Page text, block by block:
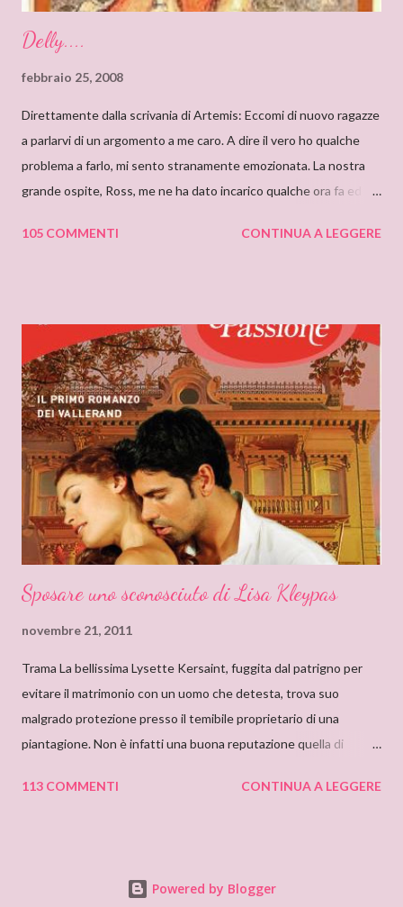
Delly....
febbraio 25, 2008
Direttamente dalla scrivania di Artemis: Eccomi di nuovo ragazze
a parlarvi di un argomento a me caro. A dire il vero ho qualche
problema a farlo, mi sento stranamente emozionata. La nostra
grande ospite, Ross, me ne ha dato incarico qualche ora fa ed io,
sensazione non saprei individuarlo, è una sensazione strana e
non erano solo favole per bambini. Quando andavo a trovare mia
zia mi soffermavo davanti ad una libreria che lei teneva nel
soggiorno e lì leggevo i titoli dei libri esposti cercando
l’ispirazione. Fu così che un giorno sfiorai con le dita la costina di
un Delly. Lo presi in prestito e iniziò così la mia conoscenza. Non
so quanto ci misi a leggerlo e non so neanche se il primo mi
piacque. So però che quando leggo il nome Delly, qua...
105 COMMENTI CONTINUA A LEGGERE
Sposare uno sconosciuto di Lisa Kleypas
novembre 21, 2011
Trama La bellissima Lysette Kersaint, fuggita dal patrigno per
evitare il matrimonio con un uomo che detesta, trova suo
malgrado protezione presso il temibile proprietario di una
piantagione. Non è infatti una buona reputazione quella di
collere, e con un misterioso passato. Addirittura si mormora che
innocente di quella ragazza risveglieranno in lui un sentimento
113 COMMENTI CONTINUA A LEGGERE
Powered by Blogger